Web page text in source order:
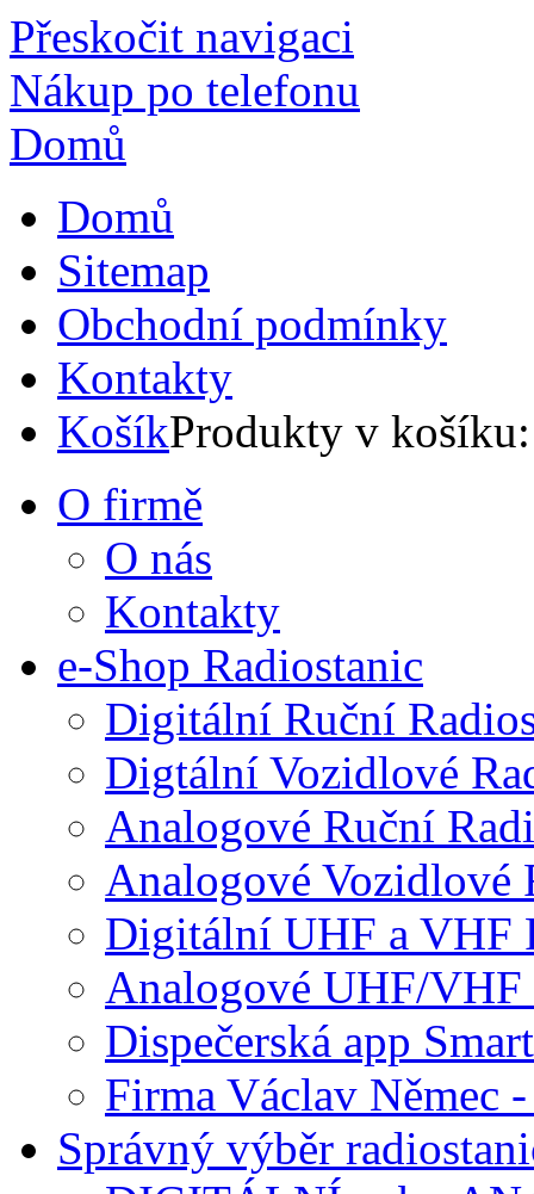
Přeskočit navigaci
Nákup po telefonu
Domů
Domů
Sitemap
Obchodní podmínky
Kontakty
KošíkProdukty v
O firmě
O nás
Kontakty
e-Shop Radiostanic
Digitální Ruční
Digtální Vozidlové
Analogové Ruční
Analogové Vozidlové
Digitální UHF a VHF
Analogové UHF/VHF
Dispečerská app
Firma Václav Němec
Správný výběr